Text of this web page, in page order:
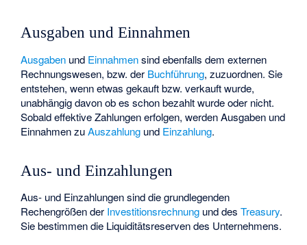
Ausgaben und Einnahmen
Ausgaben und Einnahmensind ebenfalls dem externen
Rechnungswesen, bzw. der Buchführung, zuzuordnen. Sie
entstehen, wenn etwas gekauft bzw. verkauft wurde,
unabhängig davon ob es schon bezahlt wurde oder nicht.
Sobald effektive Zahlungen erfolgen, werden Ausgaben und
Einnahmen zuAuszahlung und Einzahlung.
Aus- und Einzahlungen
Aus- und Einzahlungen sind die grundlegenden
Rechengrößen der Investitionsrechnung und desTreasury.
Sie bestimmen die Liquiditätsreserven des Unternehmens.